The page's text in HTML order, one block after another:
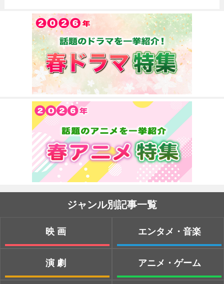
ジャンル別記事一覧
映画
演劇
エンタメ・音楽
アニメ・ゲーム